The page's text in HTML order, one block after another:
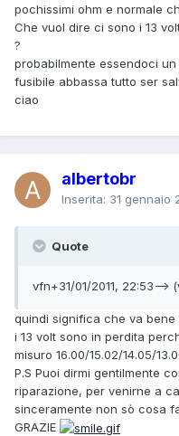
pochissimi ohm e normale
Che vuol dire ci sono i 13
?
probabilmente essendoci
fusibile abbassa tutto ser
ciao
albertobr
Inserita: 31 gennaio
Quote
vfn+31/01/2011, 22:53-->
quindi significa che va bene
i 13 volt sono in perdita
misuro 16.00/15.02/14.05/
P.S Puoi dirmi gentilmente
riparazione, per venirne a
sinceramente non sò cosa
GRAZIE